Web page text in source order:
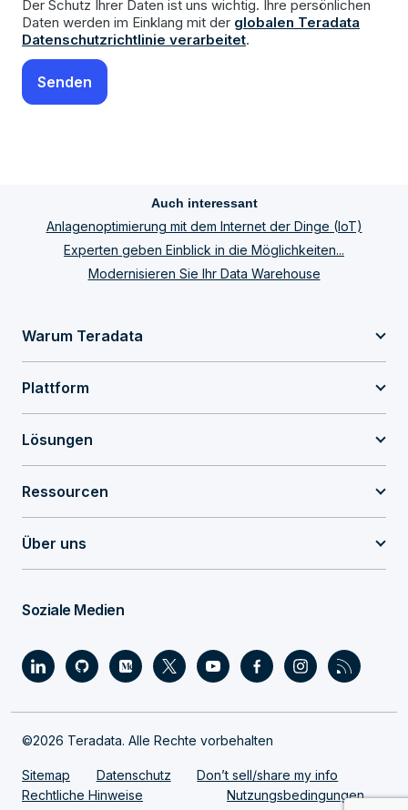
Der Schutz Ihrer Daten ist uns wichtig. Ihre persönlichen
Daten werden im Einklang mit der globalen Teradata
Datenschutzrichtlinie verarbeitet.
Auch interessant
Anlagenoptimierung mit dem Internet der Dinge (IoT)
Experten geben Einblick in die Möglichkeiten...
Modernisieren Sie Ihr Data Warehouse
Warum Teradata
Plattform
Lösungen
Ressourcen
Über uns
Soziale Medien
©2026 Teradata. Alle Rechte vorbehalten
Sitemap Datenschutz
Don’t sell/share my info
Rechtliche Hinweise
Nutzungsbedingungen